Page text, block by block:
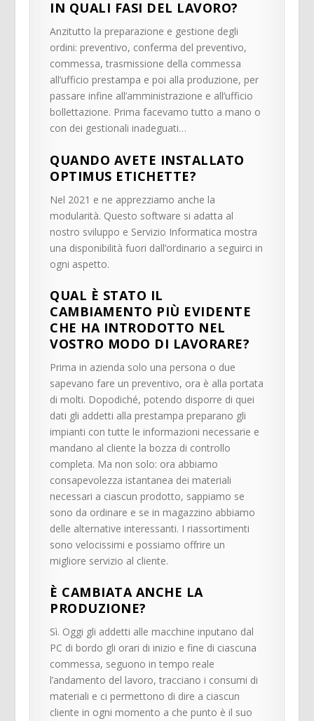
IN QUALI FASI DEL LAVORO?
Anzitutto la preparazione e gestione degli
ordini: preventivo, conferma del preventivo,
commessa, trasmissione della commessa
all’ufficio prestampa e poi alla produzione, per
passare infine all’amministrazione e all’ufficio
bollettazione. Prima facevamo tutto a mano o
con dei gestionali inadeguati…
QUANDO AVETE INSTALLATO
OPTIMUS ETICHETTE?
Nel 2021 e ne apprezziamo anche la
modularità. Questo software si adatta al
nostro sviluppo e Servizio Informatica mostra
una disponibilità fuori dall’ordinario a seguirci in
ogni aspetto.
QUAL È STATO IL
CAMBIAMENTO PIÙ EVIDENTE
CHE HA INTRODOTTO NEL
VOSTRO MODO DI LAVORARE?
Prima in azienda solo una persona o due
sapevano fare un preventivo, ora è alla portata
di molti. Dopodiché, potendo disporre di quei
dati gli addetti alla prestampa preparano gli
impianti con tutte le informazioni necessarie e
mandano al cliente la bozza di controllo
completa. Ma non solo: ora abbiamo
consapevolezza istantanea dei materiali
necessari a ciascun prodotto, sappiamo se
sono da ordinare e se in magazzino abbiamo
delle alternative interessanti. I riassortimenti
sono velocissimi e possiamo offrire un
migliore servizio al cliente.
È CAMBIATA ANCHE LA
PRODUZIONE?
Sì. Oggi gli addetti alle macchine inputano dal
PC di bordo gli orari di inizio e fine di ciascuna
commessa, seguono in tempo reale
l’andamento del lavoro, tracciano i consumi di
materiali e ci permettono di dire a ciascun
cliente in ogni momento a che punto è il suo